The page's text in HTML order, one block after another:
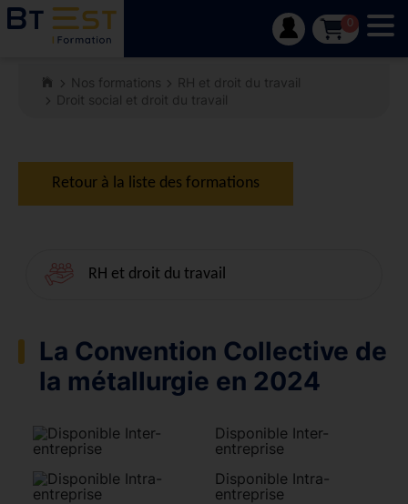
0
Nos formations
RH et droit du travail
Droit social et droit du travail
Retour à la liste des formations
RH et droit du travail
La Convention Collective de
la métallurgie en 2024
Disponible Inter-
entreprise
Disponible Intra-
entreprise